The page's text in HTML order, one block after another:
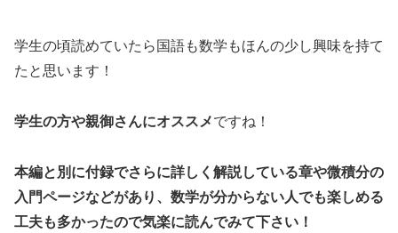
学生の頃読めていたら国語も数学もほんの少し興味を持て
たと思います！
学生の方や親御さんにオススメですね！
本編と別に付録でさらに詳しく解説している章や微積分の
入門ページなどがあり、数学が分からない人でも楽しめる
工夫も多かったので気楽に読んでみて下さい！